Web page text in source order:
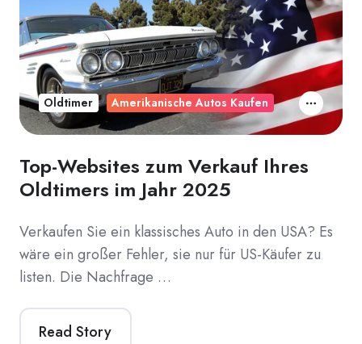
Top-Websites zum Verkauf Ihres
Oldtimers im Jahr 2025
Verkaufen Sie ein klassisches Auto in den USA? Es
wäre ein großer Fehler, sie nur für US-Käufer zu
listen. Die Nachfrage …
Read Story
Oldtimer Amerikanische Autos Kaufen